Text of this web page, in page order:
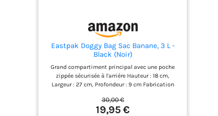
Eastpak Doggy Bag Sac Banane, 3 L -
Black (Noir)
Grand compartiment principal avec une poche
zippée sécurisée à l'arrière Hauteur : 18 cm,
Largeur : 27 cm, Profondeur : 9 cm Fabrication
ajustable afin que vous puissiez le porter comme
vous le souhaitez
30,00 €
19,95 €